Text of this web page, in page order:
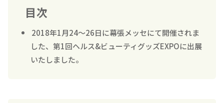
目次
2018年1月24～26日に幕張メッセにて開催されま
した、第1回ヘルス&ビューティグッズEXPOに出展
いたしました。